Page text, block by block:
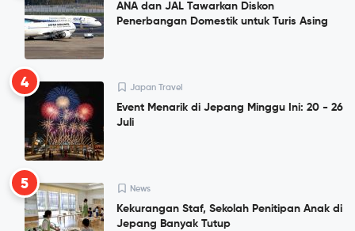
ANA dan JAL Tawarkan Diskon
Penerbangan Domestik untuk Turis Asing
4 Japan Travel
Event Menarik di Jepang Minggu Ini: 20 - 26
Juli
5 News
Kekurangan Staf, Sekolah Penitipan Anak di
Jepang Banyak Tutup